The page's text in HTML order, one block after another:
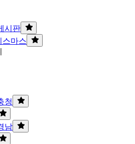
시판
스마스
청
남